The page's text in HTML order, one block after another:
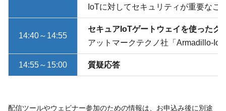
IoTに対してセキュリティが重要な
14:40～14:55
セキュアIoTゲートウェイを使ったク
アットマークテクノ社「Armadillo-
14:55～15:00 質疑応答
配信ツールやウェビナー参加のための情報は、お申込み後に別途